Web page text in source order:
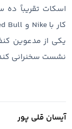
اسکات تقریباً ده
نشست سخنرانی
آیسان قلی پور